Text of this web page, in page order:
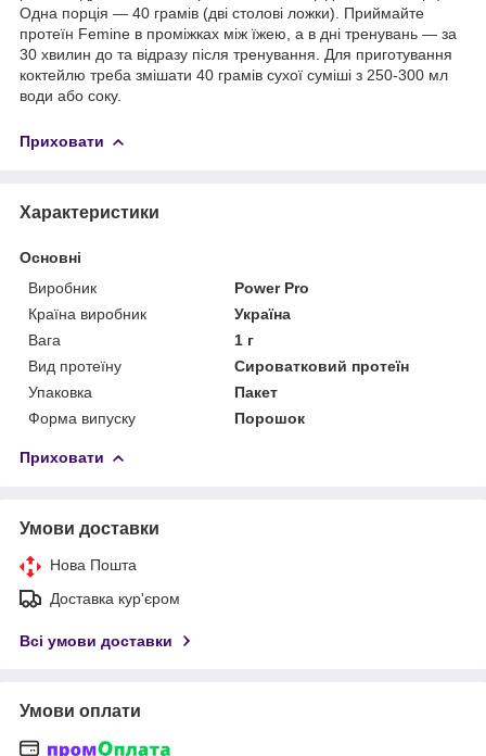
Одна порція — 40 грамів (дві столові ложки). Приймайте
протеїн Femine в проміжках між їжею, а в дні тренувань — за
30 хвилин до та відразу після тренування. Для приготування
коктейлю треба змішати 40 грамів сухої суміші з 250-300 мл
води або соку.
Приховати
Характеристики
Основні
Виробник
Power Pro
Країна виробник
Україна
Вага
1 г
Вид протеїну
Сироватковий протеїн
Упаковка
Пакет
Форма випуску
Порошок
Приховати
Умови доставки
Нова Пошта
Доставка кур'єром
Всі умови доставки
Умови оплати